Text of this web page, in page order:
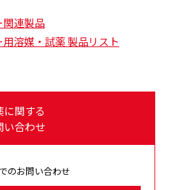
関連製品
溶媒・試薬 製品リスト
に関する
い合わせ
のお問い合わせ